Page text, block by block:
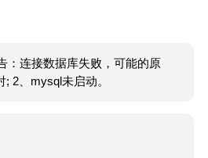
：连接数据库失败，可能的原
2、mysql未启动。